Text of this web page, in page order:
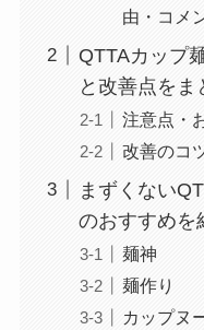
由・コメ
QTTAカップ
と改善点をま
注意点・
改善のコ
まずくない
のおすすめを
麺神
麺作り
カップヌ